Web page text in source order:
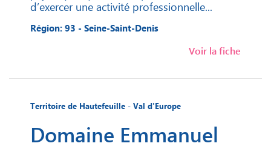
d’exercer une activité professionnelle...
Région: 93 - Seine-Saint-Denis
Voir la fiche
Territoire de Hautefeuille - Val d'Europe
Domaine Emmanuel